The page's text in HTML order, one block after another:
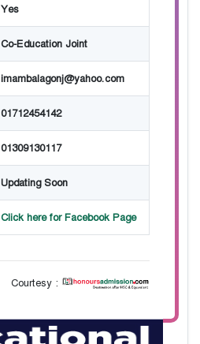
Yes
Co-Education Joint
imambalagonj@yahoo.com
01712454142
01309130117
Updating Soon
Click here for Facebook Page
Courtesy :